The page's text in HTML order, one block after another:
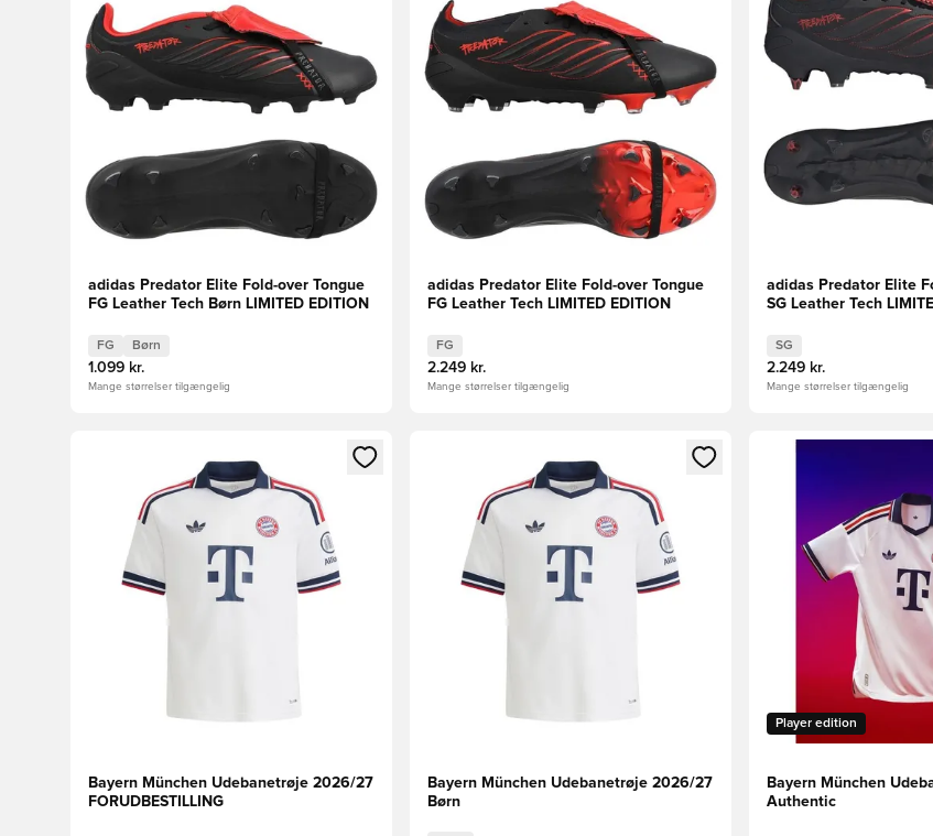
adidas Predator Elite Fold-over Tongue
FG Leather Tech Børn LIMITED EDITION
FG Børn
1.099 kr.
Mange størrelser tilgængelig
adidas Predator Elite Fold-over Tongue
FG Leather Tech LIMITED EDITION
FG
2.249 kr.
Mange størrelser tilgængelig
adidas Predator Elite
SG Leather Tech
SG
2.249 kr.
Mange størrelser tilgængelig
Åbner en Modal til at logge ind eller tilmelde dig som medlem
Bayern München Udebanetrøje 2026/27
FORUDBESTILLING
Åbner en Modal til at logge ind eller tilmelde dig som medlem
Bayern München Udebanetrøje 2026/27
Børn
Åbner en Modal til at
Player edition
Bayern München
Authentic